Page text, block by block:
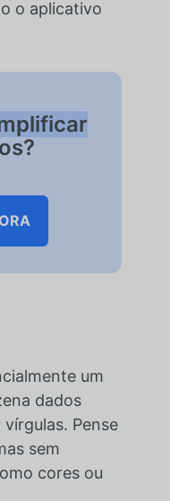
o aplicativo
um
dados
Pense
sem
cores ou